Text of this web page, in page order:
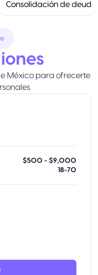
Consolidación de
México para ofrecerte
$500 - $9,000
18-70